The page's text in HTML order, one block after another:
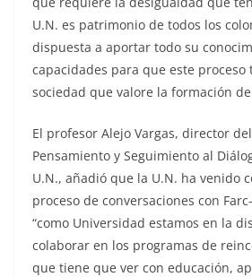
U.N. es patrimonio de todos los
dispuesta a aportar todo su
capacidades para que este
sociedad que valore la formación de
El profesor Alejo Vargas, director
Pensamiento y Seguimiento al
U.N., añadió que la U.N. ha venido
proceso de conversaciones con
“como Universidad estamos en la
colaborar en los programas de
que tiene que ver con educación,